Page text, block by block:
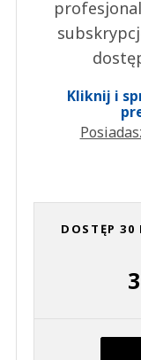
Kliknij i
DOSTĘP 30